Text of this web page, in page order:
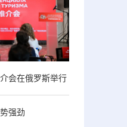
会在俄罗斯举行
强劲